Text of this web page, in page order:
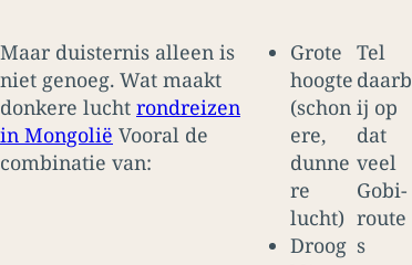
Maar duisternis alleen is
niet genoeg. Wat maakt
donkere lucht rondreizen
in Mongolië Vooral de
combinatie van:
Grote
hoogte
(schon
ere,
dunne
re
lucht)
Droog
Tel
daarb
ij op
dat
veel
Gobi-
route
s